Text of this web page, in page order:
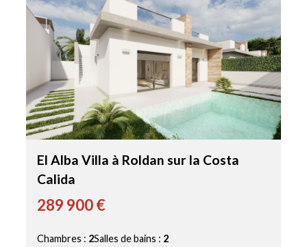
El Alba Villa à Roldan sur la Costa
Calida
289 900 €
Chambres : 2Salles de bains : 2